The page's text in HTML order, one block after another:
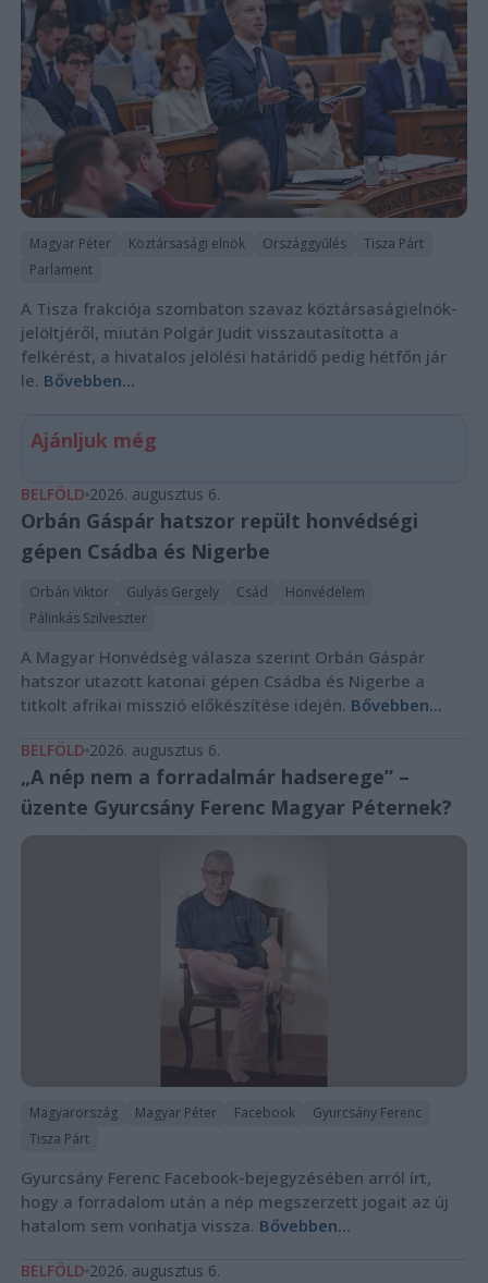
Magyar Péter Köztársasági elnök Országgyűlés
Tisza Párt
Parlament
A Tisza frakciója szombaton szavaz köztársaságielnök-
jelöltjéről, miután Polgár Judit visszautasította a
felkérést, a hivatalos jelölési határidő pedig hétfőn jár
le. Bővebben...
Ajánljuk még
BELFÖLD 2026. augusztus 6.
Orbán Gáspár hatszor repült honvédségi
gépen Csádba és Nigerbe
Orbán Viktor Gulyás Gergely Csád
Honvédelem
Pálinkás Szilveszter
A Magyar Honvédség válasza szerint Orbán Gáspár
hatszor utazott katonai gépen Csádba és Nigerbe a
titkolt afrikai misszió előkészítése idején. Bővebben...
BELFÖLD 2026. augusztus 6.
„A nép nem a forradalmár hadserege” –
üzente Gyurcsány Ferenc Magyar Péternek?
Magyarország Magyar Péter Facebook
Gyurcsány Ferenc
Tisza Párt
Gyurcsány Ferenc Facebook-bejegyzésében arról írt,
hogy a forradalom után a nép megszerzett jogait az új
hatalom sem vonhatja vissza. Bővebben...
BELFÖLD 2026. augusztus 6.